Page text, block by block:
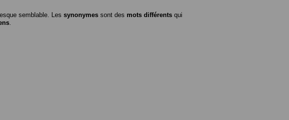
semblable. Les synonymes sont des mots différents qui
.